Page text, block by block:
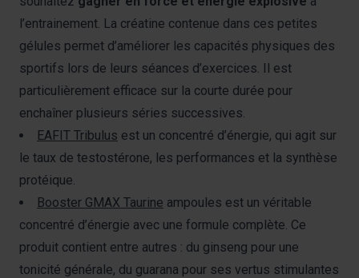
partenaires de médias sociaux, de publicité et analyse,
qui peuvent combiner celles-ci avec des informations
autres que vous leur avez fournies par ailleurs ou
collectées lors de votre utilisation de leurs services.
l’entrainement. La créatine contenue dans ces petites
gélules permet d’améliorer les capacités physiques des
sportifs lors de leurs séances d’exercices. Il est
particulièrement efficace sur la courte durée pour
enchaîner plusieurs séries successives.
EAFIT Tribulus est un concentré d’énergie, qui agit sur
le taux de testostérone, les performances et la synthèse
protéique.
Booster GMAX Taurine ampoules est un véritable
concentré d’énergie avec une formule complète. Ce
produit contient entre autres : du ginseng pour une
tonicité générale, du guarana pour ses vertus stimulantes